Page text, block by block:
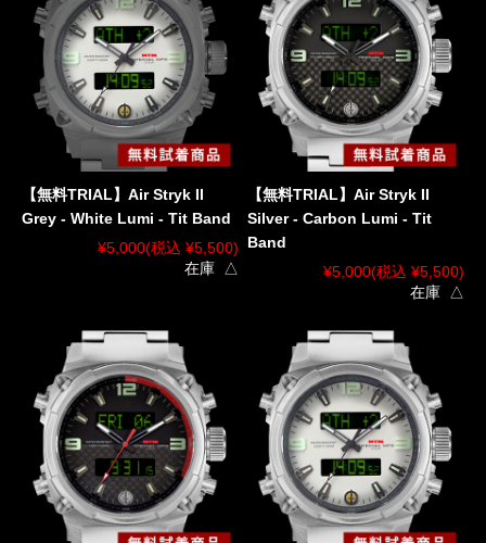
【無料TRIAL】Air Stryk II
Grey - White Lumi - Tit Band
¥5,000(税込 ¥5,500)
在庫 △
【無料TRIAL】Air Stryk II
Silver - Carbon Lumi - Tit
Band
¥5,000(税込 ¥5,500)
在庫 △